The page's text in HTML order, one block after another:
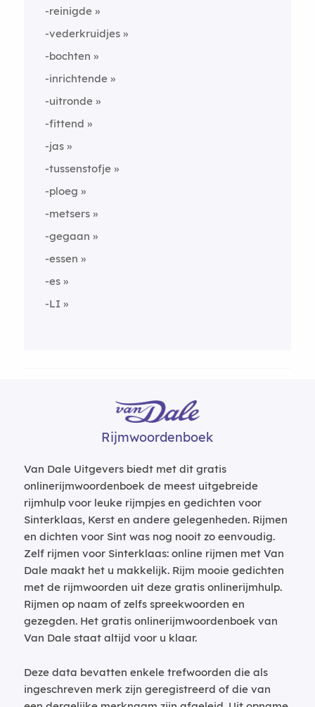
-reinigde
-vederkruidjes
-bochten
-inrichtende
-uitronde
-fittend
-jas
-tussenstofje
-ploeg
-metsers
-gegaan
-essen
-es
-LI
Rijmwoordenboek
Van Dale Uitgevers biedt met dit gratis
onlinerijmwoordenboek de meest uitgebreide
rijmhulp voor leuke rijmpjes en gedichten voor
Sinterklaas, Kerst en andere gelegenheden. Rijmen
en dichten voor Sint was nog nooit zo eenvoudig.
Zelf rijmen voor Sinterklaas: online rijmen met Van
Dale maakt het u makkelijk. Rijm mooie gedichten
met de rijmwoorden uit deze gratis onlinerijmhulp.
Rijmen op naam of zelfs spreekwoorden en
gezegden. Het gratis onlinerijmwoordenboek van
Van Dale staat altijd voor u klaar.
Deze data bevatten enkele trefwoorden die als
ingeschreven merk zijn geregistreerd of die van